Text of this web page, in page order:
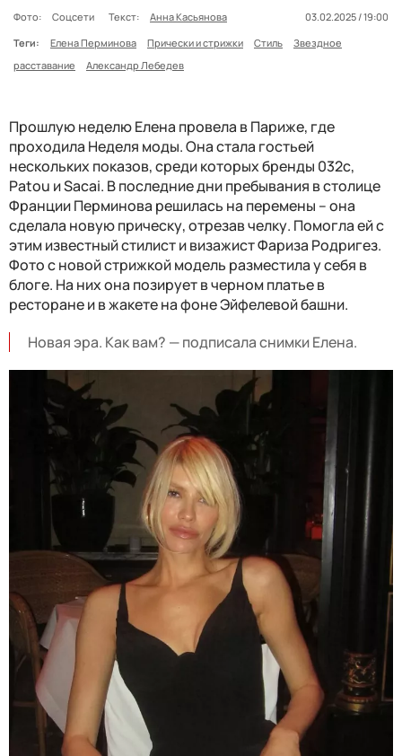
Фото: Соцсети Текст: Анна Касьянова
03.02.2025 / 19:00
Теги:
Елена Перминова Прически и стрижки Стиль
Звездное
расставание
Александр Лебедев
Прошлую неделю Елена провела в Париже, где
проходила Неделя моды. Она стала гостьей
нескольких показов, среди которых бренды 032с,
Patou и Sacai. В последние дни пребывания в столице
Франции Перминова решилась на перемены – она
сделала новую прическу, отрезав челку. Помогла ей с
этим известный стилист и визажист Фариза Родригез.
Фото с новой стрижкой модель разместила у себя в
блоге. На них она позирует в черном платье в
ресторане и в жакете на фоне Эйфелевой башни.
Новая эра. Как вам? — подписала снимки Елена.